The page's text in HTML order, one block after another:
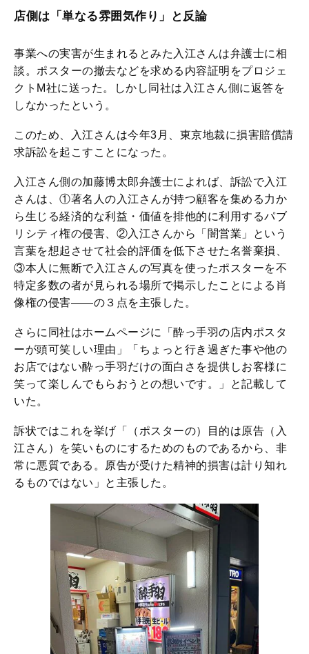
店側は「単なる雰囲気作り」と反論
事業への実害が生まれるとみた入江さんは弁護士に相
談。ポスターの撤去などを求める内容証明をプロジェ
クトM社に送った。しかし同社は入江さん側に返答を
しなかったという。
このため、入江さんは今年3月、東京地裁に損害賠償請
求訴訟を起こすことになった。
入江さん側の加藤博太郎弁護士によれば、訴訟で入江
さんは、①著名人の入江さんが持つ顧客を集める力か
ら生じる経済的な利益・価値を排他的に利用するパブ
リシティ権の侵害、②入江さんから「闇営業」という
言葉を想起させて社会的評価を低下させた名誉棄損、
③本人に無断で入江さんの写真を使ったポスターを不
特定多数の者が見られる場所で掲示したことによる肖
像権の侵害――の３点を主張した。
さらに同社はホームページに「酔っ手羽の店内ポスタ
ーが頭可笑しい理由」「ちょっと行き過ぎた事や他の
お店ではない酔っ手羽だけの面白さを提供しお客様に
笑って楽しんでもらおうとの想いです。」と記載して
いた。
訴状ではこれを挙げ「（ポスターの）目的は原告（入
江さん）を笑いものにするためのものであるから、非
常に悪質である。原告が受けた精神的損害は計り知れ
るものではない」と主張した。